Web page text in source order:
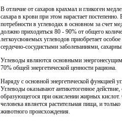
В отличие от сахаров крахмал и гликоген
сахара в крови при этом нарастает
потребности в углеводах в основном за счет
должно приходиться 80 - 90% от общего
легкоусвояемых углеводов приобретает
сердечно-сосудистыми заболеваниями,
Углеводы являются основными
70% общей энергетической ценности рациона.
Наряду с основной энергетической функцией
Углеводы оказывают антикетогенное
образующегося при окислении жирных
человека является растительная пища, и
животного происхождения.